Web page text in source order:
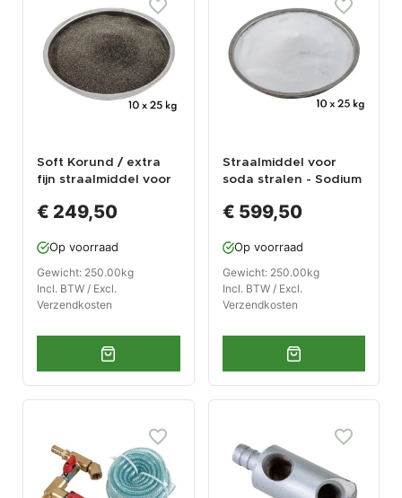
Soft Korund / extra
fijn straalmiddel voor
€ 249,50
Op voorraad
Gewicht: 250.00kg
Incl. BTW / Excl.
Verzendkosten
Straalmiddel voor
soda stralen - Sodium
€ 599,50
Op voorraad
Gewicht: 250.00kg
Incl. BTW / Excl.
Verzendkosten